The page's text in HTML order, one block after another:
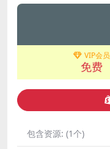
VIP会员
免费
包含资源: (1个)